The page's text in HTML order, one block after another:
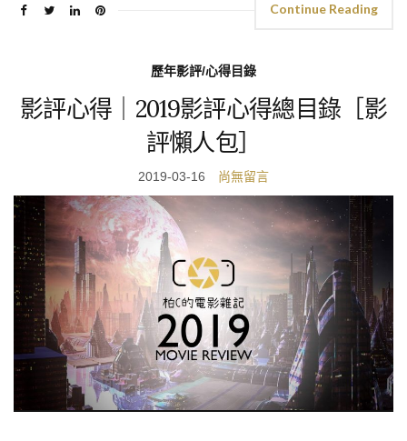
Continue Reading
歷年影評/心得目錄
影評心得｜2019影評心得總目錄［影
評懶人包］
2019-03-16 尚無留言